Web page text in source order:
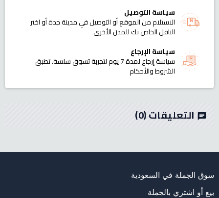
سياسة التوصيل
الاستلام من الموقع أو التوصيل في مدينة جدة أو اختر
الناقل الخاص بك للمدن الأخرى
سياسة الإرجاع
سياسة إرجاع لمدة 7 يوم لتجربة تسوق سلسة. تطبق
الشروط والأحكام
chat التعليقات(0)
سوق الجملة في السعودية
بيع أو اشتري بالجملة